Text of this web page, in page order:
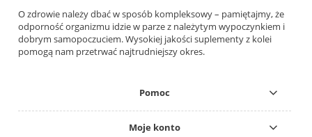
O zdrowie należy dbać w sposób kompleksowy – pamiętajmy, że
odporność organizmu idzie w parze z należytym wypoczynkiem i
dobrym samopoczuciem. Wysokiej jakości suplementy z kolei
pomogą nam przetrwać najtrudniejszy okres.
Pomoc
Moje konto